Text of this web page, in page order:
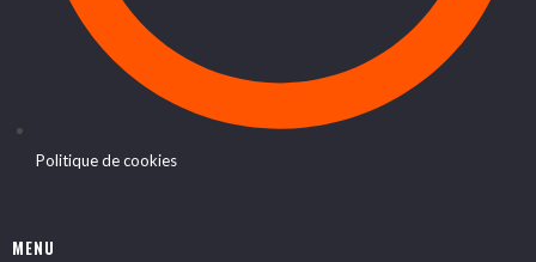
Politique de cookies
MENU